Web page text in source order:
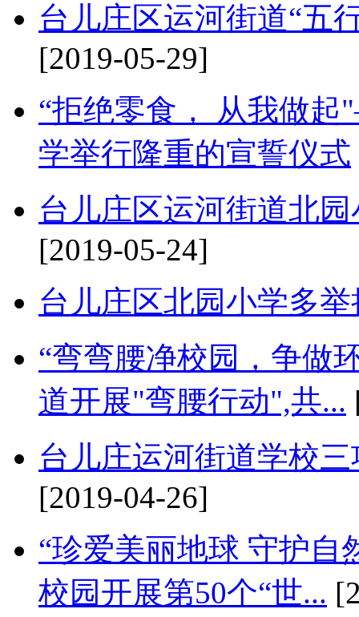
台儿庄区运河街道“五
[2019-05-29]
“拒绝零食， 从我做
学举行隆重的宣誓仪式
台儿庄区运河街道北
[2019-05-24]
台儿庄区北园小学多
“弯弯腰净校园，争
道开展"弯腰行动",共...
台儿庄运河街道学校
[2019-04-26]
“珍爱美丽地球 守护
校园开展第50个“世...